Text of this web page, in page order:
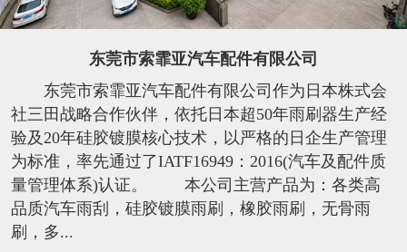
东莞市索霏亚汽车配件有限公司
东莞市索霏亚汽车配件有限公司作为日本株式会
社三田战略合作伙伴，依托日本超50年雨刷器生产经
验及20年硅胶镀膜核心技术，以严格的日企生产管理
为标准，率先通过了IATF16949：2016(汽车及配件质
量管理体系)认证。 本公司主营产品为：各类高
品质汽车雨刮，硅胶镀膜雨刷，橡胶雨刷，无骨雨
刷，多...